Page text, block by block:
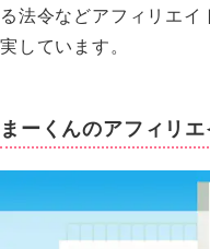
る法令などアフィリエ
実しています。
まーくんのアフィリ